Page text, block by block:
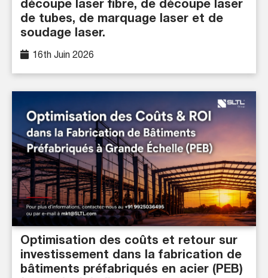
découpe laser fibre, de découpe laser
de tubes, de marquage laser et de
soudage laser.
16th Juin 2026
Optimisation des coûts et retour sur
investissement dans la fabrication de
bâtiments préfabriqués en acier (PEB)